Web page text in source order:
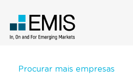
Procurar mais empresas